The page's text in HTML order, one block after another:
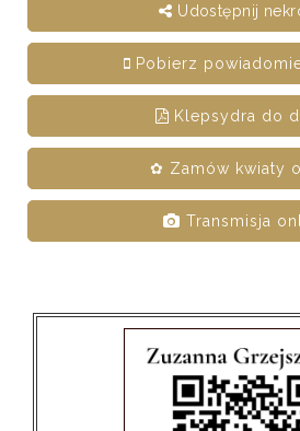
Udostępnij
Pobierz
Klepsydra do
✿ Zamów kwiaty
Transmisja